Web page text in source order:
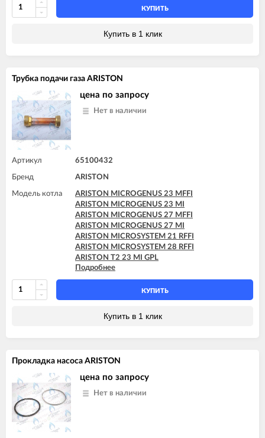
ARISTON MICROGENUS PLUS 31 RI SYSTEM
ARISTON MICROSYSTEM 21 RFFI
ARISTON T2 23 MI GPL
ARISTON TX 27 MFFI
КУПИТЬ
Купить в 1 клик
Трубка подачи газа ARISTON
цена по запросу
Нет в наличии
Артикул 65100432
Бренд ARISTON
Модель котла
ARISTON MICROGENUS 23 MFFI
ARISTON MICROGENUS 23 MI
ARISTON MICROGENUS 27 MFFI
ARISTON MICROGENUS 27 MI
ARISTON MICROSYSTEM 21 RFFI
ARISTON MICROSYSTEM 28 RFFI
ARISTON T2 23 MI GPL
ARISTON T2 23 MI MET
ARISTON TX 23 MFFI
ARISTON TX 23 MI
ARISTON TX 27 MFFI
Подробнее
КУПИТЬ
Купить в 1 клик
Прокладка насоса ARISTON
цена по запросу
Нет в наличии